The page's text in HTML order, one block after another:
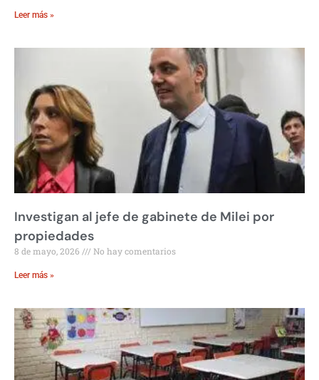
Leer más »
Investigan al jefe de gabinete de Milei por
propiedades
8 de mayo, 2026 No hay comentarios
Leer más »